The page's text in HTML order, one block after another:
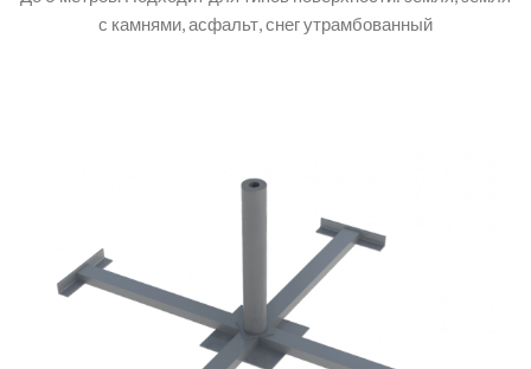
с камнями, асфальт, снег утрамбованный